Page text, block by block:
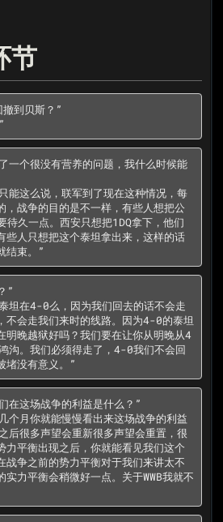
节
到贝斯？”
一个很没有营养的问题，我什么时候能
能这么说，联军到了现在这种情况，每
，战争的目的是不一样，有些人想把公
待久一点。西安只想把1DQ拿下，他们
些人只想把这个泰坦拿出来，这样的话
结束。”
”
坦在4-0么，因为我们回去的话不会走
不会走我们来时的线路。因为4-0的泰坦
明晚越狱好吗？我们要在让你从明晚从4
沟。我们必须得走了，4-0我们不会回
堵没有意义。”
在这场战争的利益是什么？”
个月你就能慢慢看出来这场战争的利益
后很多声望会重新很多声望会重置，很
力平衡出现之后，你就能看见我们这个
战争之前的势力平衡对于我们来讲太不
力平衡会稍微好一点。关于WWB我就不